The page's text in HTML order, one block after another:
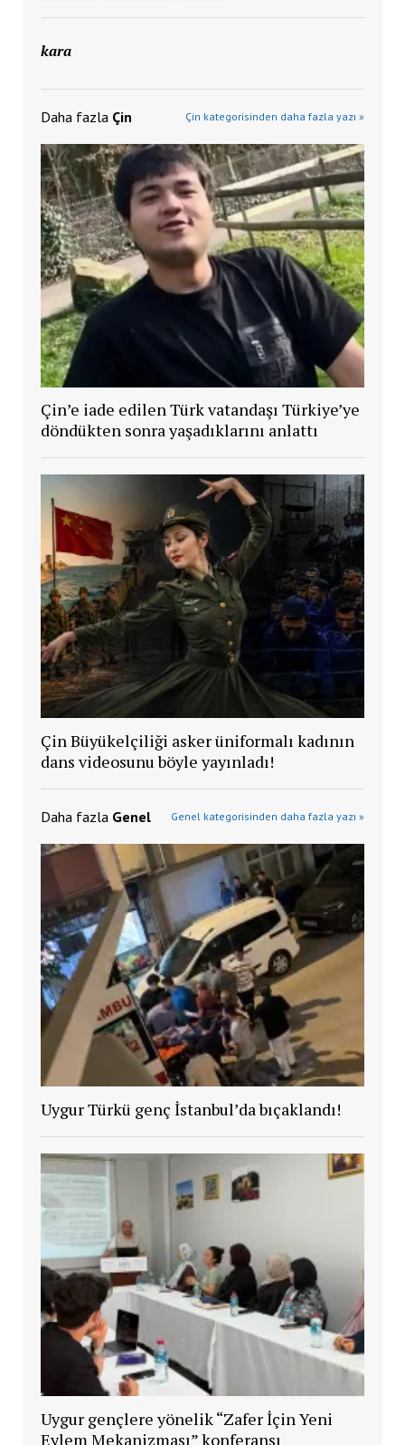
kara
Daha fazla Çin Çin kategorisinden daha fazla yazı »
Çin’e iade edilen Türk vatandaşı Türkiye’ye
döndükten sonra yaşadıklarını anlattı
Çin Büyükelçiliği asker üniformalı kadının
dans videosunu böyle yayınladı!
Daha fazla Genel Genel kategorisinden daha fazla yazı »
Uygur Türkü genç İstanbul’da bıçaklandı!
Uygur gençlere yönelik “Zafer İçin Yeni
Eylem Mekanizması” konferansı